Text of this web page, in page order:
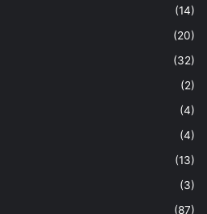
(14)
(20)
(32)
(2)
(4)
(4)
(13)
(3)
(87)